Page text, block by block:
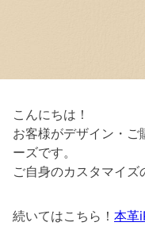
こんにちは！
お客様がデザイン・ご
ーズです。
ご自身のカスタマイ
続いてはこちら！ 本革